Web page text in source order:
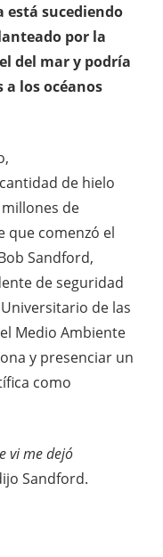
sucediendo
por la
del mar y podría
los océanos
de hielo
de
que comenzó el
Sandford,
de seguridad
de las
Medio Ambiente
y presenciar un
como
vi me dejó
Sandford.